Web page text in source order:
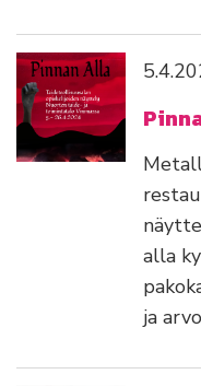
alla
ja